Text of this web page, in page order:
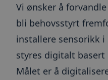
Vi ønsker å
bli behovsstyrt
installere sensorikk
styres digitalt
Målet er å